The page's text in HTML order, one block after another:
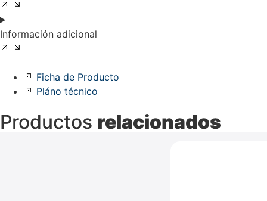
Información adicional
Ficha de Producto
Pláno técnico
Productos relacionados